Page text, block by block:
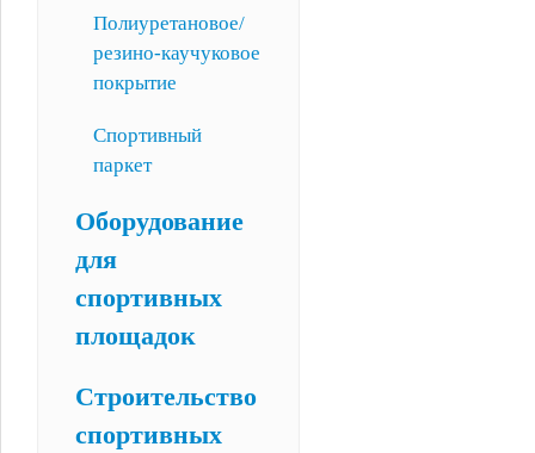
Полиуретановое/
резино-каучуковое
покрытие
Спортивный
паркет
Оборудование
для
спортивных
площадок
Строительство
спортивных